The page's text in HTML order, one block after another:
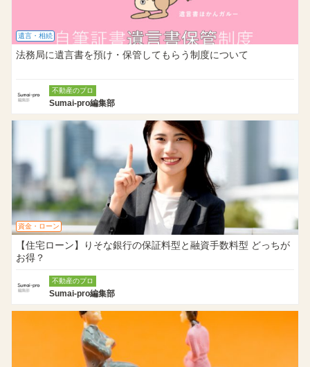
遺言・相続
法務局に遺言書を預け・保管してもらう制度について
不動産のプロ
Sumai-pro編集部
資金・ローン
【住宅ローン】りそな銀行の保証料型と融資手数料型 どっちが
お得？
不動産のプロ
Sumai-pro編集部